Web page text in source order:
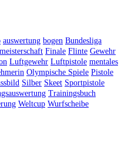
auswertung bogen Bundesliga
Finale Flinte Gewehr
Luftgewehr Luftpistole mentales
Olympische Spiele Pistole
Silber Skeet Sportpistole
Trainingsbuch
Weltcup Wurfscheibe